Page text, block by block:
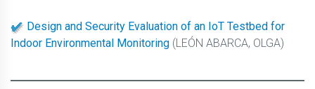
Design and Security Evaluation of an IoT Testbed for
Indoor Environmental Monitoring (LEÓN ABARCA, OLGA)